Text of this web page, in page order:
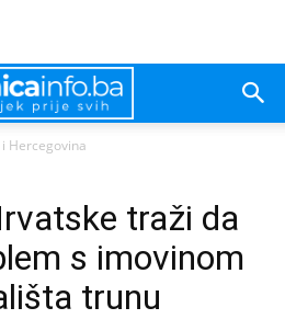
Hercegovina
traži da
s imovinom
trunu